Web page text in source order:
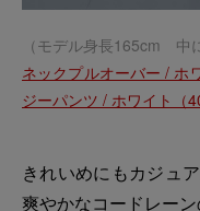
（モデル身長165cm 中
ネックプルオーバー / ホ
ジーパンツ / ホワイト（
きれいめにもカジュ
爽やかなコードレーン